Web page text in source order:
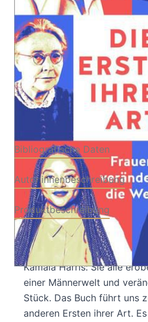
VonHeike Specht
Verlag: Piper
Buch
gebunden mit
Schutzumschlag
Bibliografische Daten
Autor:innenbeschreibung
Produktbeschreibung
Ohne Frauen fehlt die Hälfte
Simone Veil, Margaret
Kamala Harris: Sie alle
einer Männerwelt und
Stück. Das Buch führt uns
anderen Ersten ihrer Art.